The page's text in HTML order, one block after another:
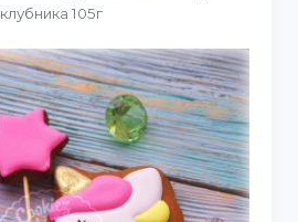
клубника 105г